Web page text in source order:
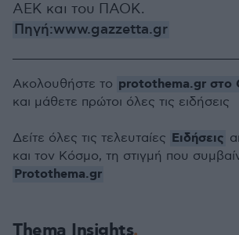
ΑΕΚ και του ΠΑΟΚ.
Πηγή:www.gazzetta.gr
Ακολουθήστε το protothema.gr στο
και μάθετε πρώτοι όλες τις ειδήσεις
Δείτε όλες τις τελευταίες Ειδήσεις
και τον Κόσμο, τη στιγμή που
Protothema.gr